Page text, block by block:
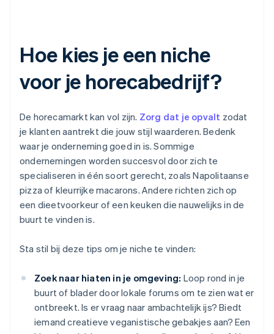
Hoe kies je een niche
voor je horecabedrijf?
De horecamarkt kan vol zijn. Zorg dat je opvalt zodat
je klanten aantrekt die jouw stijl waarderen. Bedenk
waar je onderneming goed in is. Sommige
ondernemingen worden succesvol door zich te
specialiseren in één soort gerecht, zoals Napolitaanse
pizza of kleurrijke macarons. Andere richten zich op
een dieetvoorkeur of een keuken die nauwelijks in de
buurt te vinden is.
Sta stil bij deze tips om je niche te vinden:
Zoek naar hiaten in je omgeving: Loop rond in je
buurt of blader door lokale forums om te zien wat er
ontbreekt. Is er vraag naar ambachtelijk ijs? Biedt
iemand creatieve veganistische gebakjes aan? Een